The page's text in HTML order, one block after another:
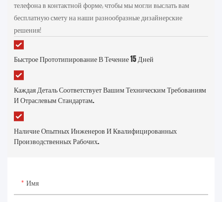
телефона в контактной форме, чтобы мы могли выслать вам
бесплатную смету на наши разнообразные дизайнерские
решения!
Быстрое Прототипирование В Течение 15 Дней
Каждая Деталь Соответствует Вашим Техническим Требованиям
И Отраслевым Стандартам.
Наличие Опытных Инженеров И Квалифицированных
Производственных Рабочих.
Имя